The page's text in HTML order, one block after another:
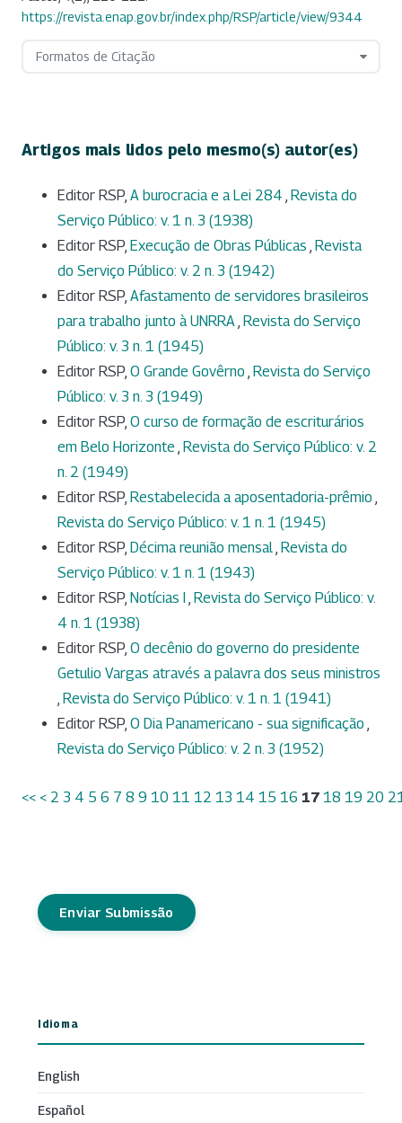
https://revista.enap.gov.br/index.php/RSP/article/view/9344
Formatos de Citação
Artigos mais lidos pelo mesmo(s) autor(es)
Editor RSP, A burocracia e a Lei 284 , Revista do
Serviço Público: v. 1 n. 3 (1938)
Editor RSP, Execução de Obras Públicas , Revista
do Serviço Público: v. 2 n. 3 (1942)
Editor RSP, Afastamento de servidores brasileiros
para trabalho junto à UNRRA, Revista do Serviço
Público: v. 3 n. 1 (1945)
Editor RSP, O Grande Govêrno , Revista do Serviço
Público: v. 3 n. 3 (1949)
Editor RSP, O curso de formação de escriturários
em Belo Horizonte , Revista do Serviço Público: v. 2
n. 2 (1949)
Editor RSP, Restabelecida a aposentadoria-prêmio ,
Revista do Serviço Público: v. 1 n. 1 (1945)
Editor RSP, Décima reunião mensal, Revista do
Serviço Público: v. 1 n. 1 (1943)
Editor RSP, Notícias I , Revista do Serviço Público: v.
4 n. 1 (1938)
Editor RSP, O decênio do governo do presidente
Getulio Vargas através a palavra dos seus ministros
, Revista do Serviço Público: v. 1 n. 1 (1941)
Editor RSP, O Dia Panamericano - sua significação ,
Revista do Serviço Público: v. 2 n. 3 (1952)
<< < 2 3 4 5 6 7 8 9 10 11 12 13 14 15 16 17 18 19 20
Enviar Submissão
Idioma
English
Español